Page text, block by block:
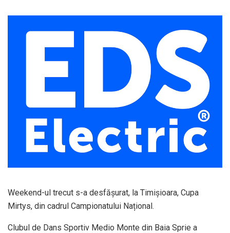
Weekend-ul trecut s-a desfăşurat, la Timişioara, Cupa
Mirtys, din cadrul Campionatului Național.
Clubul de Dans Sportiv Medio Monte din Baia Sprie a